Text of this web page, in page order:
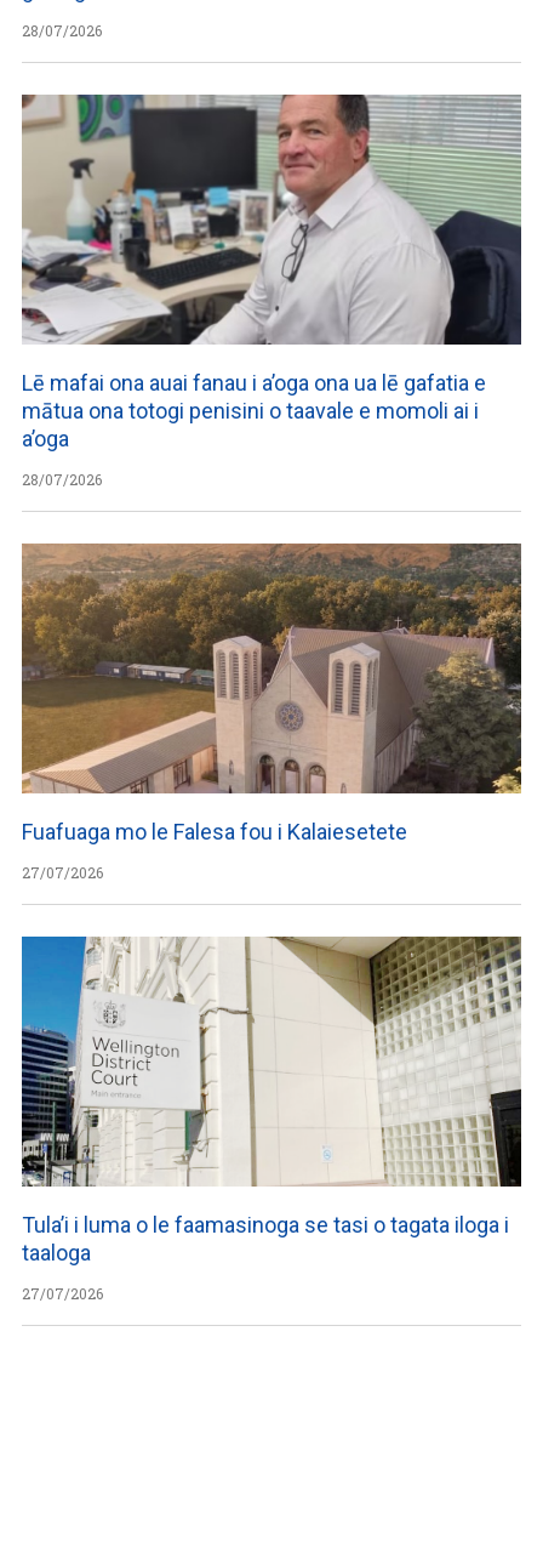
28/07/2026
Lē mafai ona auai fanau i a’oga ona ua lē gafatia e
mātua ona totogi penisini o taavale e momoli ai i
a’oga
28/07/2026
Fuafuaga mo le Falesa fou i Kalaiesetete
27/07/2026
Tula’i i luma o le faamasinoga se tasi o tagata iloga i
taaloga
27/07/2026